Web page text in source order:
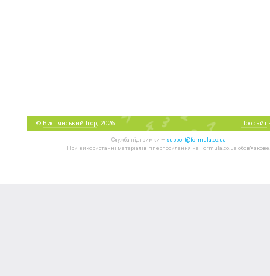
© Виспянський Ігор, 2026 Про сайт
Служба підтримки — support@formula.co.ua
При використанні матеріалів гіперпосилання на Formula.co.ua обов'язкове.